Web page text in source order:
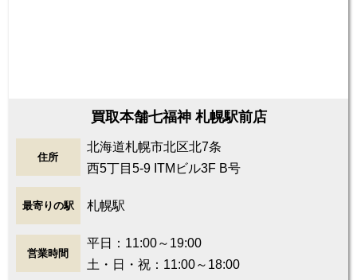
買取本舗七福神 札幌駅前店
住所
北海道札幌市北区北7条
西5丁目5-9 ITMビル3F B号
最寄りの駅 札幌駅
営業時間
平日：11:00～19:00
土・日・祝：11:00～18:00